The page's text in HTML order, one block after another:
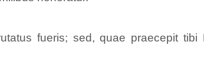
fueris; sed, quae praecepit